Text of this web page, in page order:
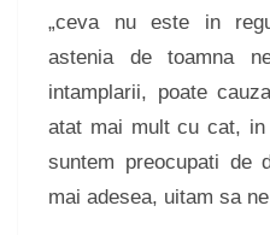
„ceva nu este in
astenia de toamna
intamplarii, poate
atat mai mult cu cat,
suntem preocupati de
mai adesea, uitam sa